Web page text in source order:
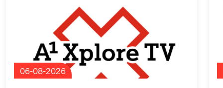
06-08-2026